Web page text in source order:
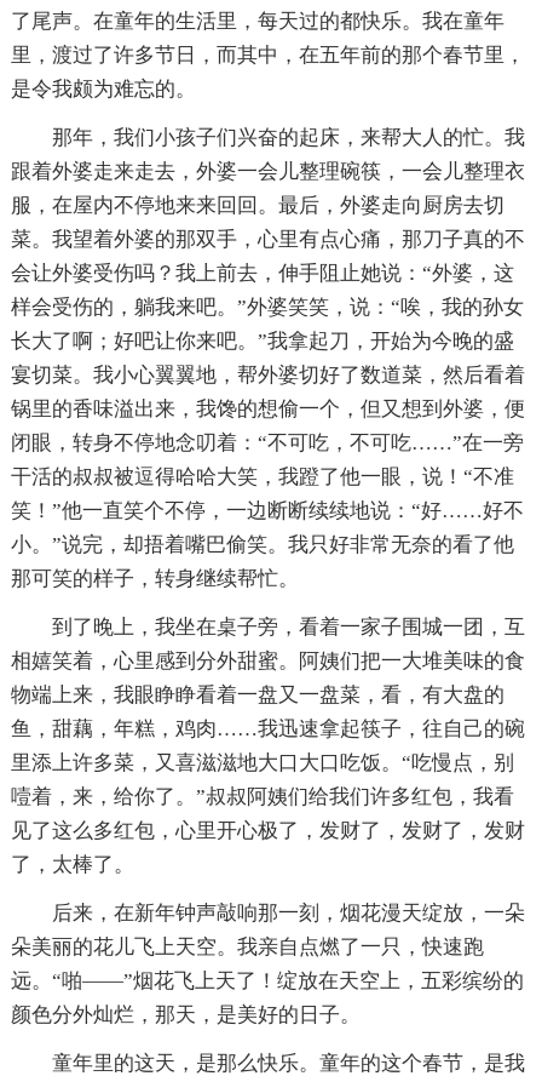
了尾声。在童年的生活里，每天过的都快乐。我在童年
里，渡过了许多节日，而其中，在五年前的那个春节里，
是令我颇为难忘的。
那年，我们小孩子们兴奋的起床，来帮大人的忙。我
跟着外婆走来走去，外婆一会儿整理碗筷，一会儿整理衣
服，在屋内不停地来来回回。最后，外婆走向厨房去切
菜。我望着外婆的那双手，心里有点心痛，那刀子真的不
会让外婆受伤吗？我上前去，伸手阻止她说：“外婆，这
样会受伤的，躺我来吧。”外婆笑笑，说：“唉，我的孙女
长大了啊；好吧让你来吧。”我拿起刀，开始为今晚的盛
宴切菜。我小心翼翼地，帮外婆切好了数道菜，然后看着
锅里的香味溢出来，我馋的想偷一个，但又想到外婆，便
闭眼，转身不停地念叨着：“不可吃，不可吃……”在一旁
干活的叔叔被逗得哈哈大笑，我蹬了他一眼，说！“不准
笑！”他一直笑个不停，一边断断续续地说：“好……好不
小。”说完，却捂着嘴巴偷笑。我只好非常无奈的看了他
那可笑的样子，转身继续帮忙。
到了晚上，我坐在桌子旁，看着一家子围城一团，互
相嬉笑着，心里感到分外甜蜜。阿姨们把一大堆美味的食
物端上来，我眼睁睁看着一盘又一盘菜，看，有大盘的
鱼，甜藕，年糕，鸡肉……我迅速拿起筷子，往自己的碗
里添上许多菜，又喜滋滋地大口大口吃饭。“吃慢点，别
噎着，来，给你了。”叔叔阿姨们给我们许多红包，我看
见了这么多红包，心里开心极了，发财了，发财了，发财
了，太棒了。
后来，在新年钟声敲响那一刻，烟花漫天绽放，一朵
朵美丽的花儿飞上天空。我亲自点燃了一只，快速跑
远。“啪——”烟花飞上天了！绽放在天空上，五彩缤纷的
颜色分外灿烂，那天，是美好的日子。
童年里的这天，是那么快乐。童年的这个春节，是我